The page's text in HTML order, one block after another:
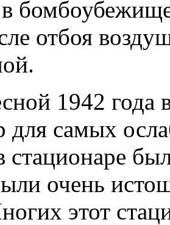
отбоя
1942 года
для самых
стационаре
очень
этот